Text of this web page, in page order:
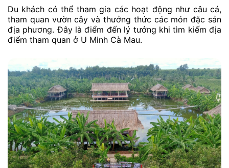
Du khách có thể tham gia các hoạt động như câu cá,
tham quan vườn cây và thưởng thức các món đặc sản
địa phương. Đây là điểm đến lý tưởng khi tìm kiếm địa
điểm tham quan ở U Minh Cà Mau.